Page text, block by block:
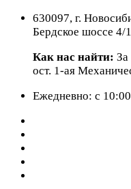
630097, г.
Бердское шоссе 4/1
Как нас найти: За
ост. 1-ая
Ежедневно: с